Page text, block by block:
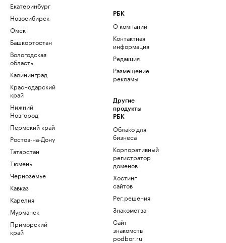
Екатеринбург
Новосибирск
Омск
Башкортостан
Вологодская
область
Калининград
Краснодарский
край
Нижний
Новгород
Пермский край
Ростов-на-Дону
Татарстан
Тюмень
Черноземье
Кавказ
Карелия
Мурманск
Приморский
край
РБК
О компании
Контактная
информация
Редакция
Размещение
рекламы
Другие
продукты
РБК
Облако для
бизнеса
Корпоративный
регистратор
доменов
Хостинг
сайтов
Рег.решения
Знакомства
Сайт
знакомств
podbor.ru